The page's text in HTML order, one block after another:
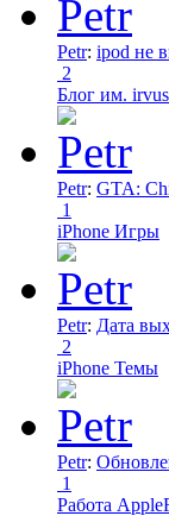
Petr: ipod не
2
Блог им.
Petr: GTA:
1
iPhone Игры
Petr: Дата
2
iPhone Темы
Petr:
1
Работа